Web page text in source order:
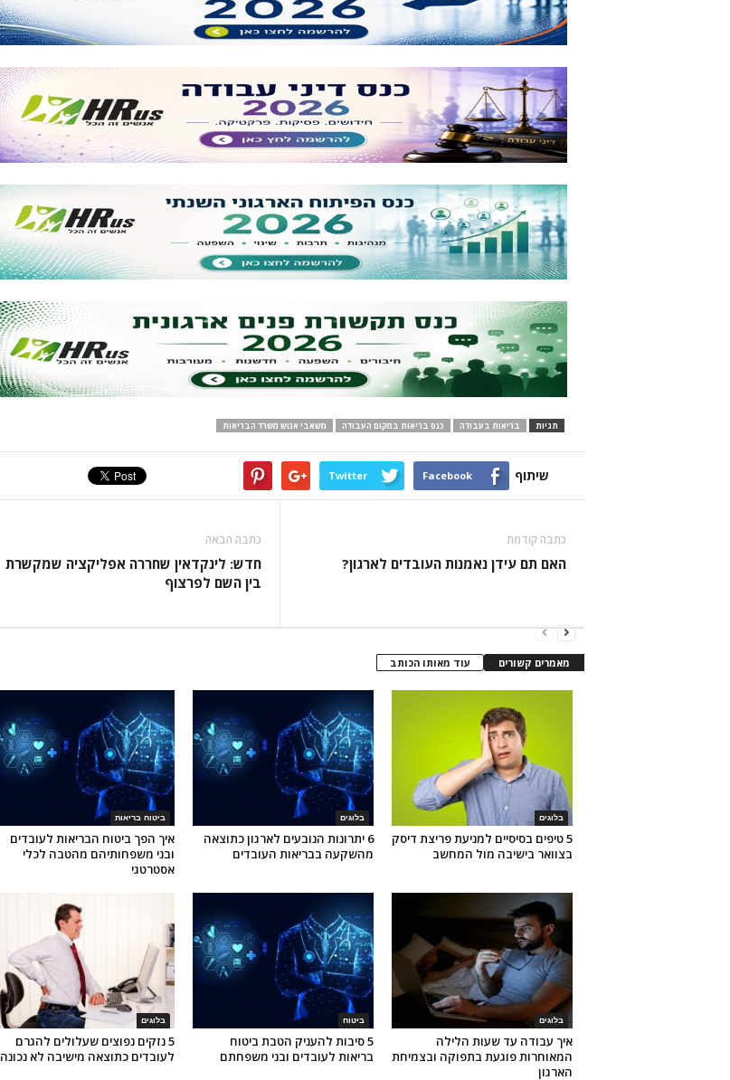
תגיות בריאות בעבודה כנס בריאות במקום העבודה משאבי אנוש משרד הבריאות
שיתוף Facebook
Twitter
כתבה קודמת
האם תם עידן נאמנות העובדים לארגון?
כתבה הבאה
חדש: לינקדאין שחררה אפליקציה שמקשרת
בין השם לפרצוף
מאמרים קשורים עוד מאותו הכותב
ביטוח בריאות
איך הפך ביטוח הבריאות לעובדים
ובני משפחותיהם מהטבה לכלי
אסטרטגי
בלוגים
6 יתרונות הנובעים לארגון כתוצאה
מהשקעה בבריאות העובדים
בלוגים
5 טיפים בסיסיים למניעת פריצת דיסק
בצוואר בישיבה מול המחשב
בלוגים
5 נזקים נפוצים שעלולים להגרם
לעובדים כתוצאה מישיבה לא נכונה
ביטוח
5 סיבות להעניק הטבת ביטוח
בריאות לעובדים ובני משפחתם
בלוגים
איך עבודה עד שעות הלילה
המאוחרות פוגעת בתפוקה ובצמיחת
הארגון